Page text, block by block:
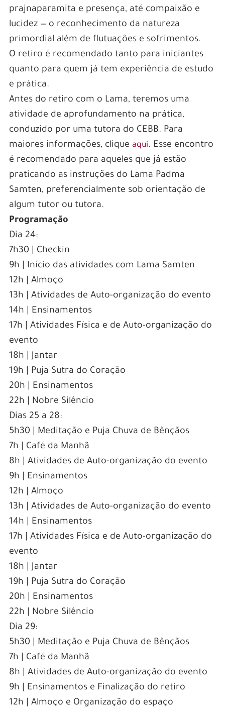
prajnaparamita e presença, até compaixão e
lucidez — o reconhecimento da natureza
primordial além de flutuações e sofrimentos.
O retiro é recomendado tanto para iniciantes
quanto para quem já tem experiência de estudo
e prática.
Antes do retiro com o Lama, teremos uma
atividade de aprofundamento na prática,
conduzido por uma tutora do CEBB. Para
maiores informações, clique aqui. Esse encontro
é recomendado para aqueles que já estão
praticando as instruções do Lama Padma
Samten, preferencialmente sob orientação de
algum tutor ou tutora.
Programação
Dia 24:
7h30 | Checkin
9h | Início das atividades com Lama Samten
12h | Almoço
13h | Atividades de Auto-organização do evento
14h | Ensinamentos
17h | Atividades Física e de Auto-organização do
evento
18h | Jantar
19h | Puja Sutra do Coração
20h | Ensinamentos
22h | Nobre Silêncio
Dias 25 a 28:
5h30 | Meditação e Puja Chuva de Bênçãos
7h | Café da Manhã
8h | Atividades de Auto-organização do evento
9h | Ensinamentos
12h | Almoço
13h | Atividades de Auto-organização do evento
14h | Ensinamentos
17h | Atividades Física e de Auto-organização do
evento
18h | Jantar
19h | Puja Sutra do Coração
20h | Ensinamentos
22h | Nobre Silêncio
Dia 29:
5h30 | Meditação e Puja Chuva de Bênçãos
7h | Café da Manhã
8h | Atividades de Auto-organização do evento
9h | Ensinamentos e Finalização do retiro
12h | Almoço e Organização do espaço